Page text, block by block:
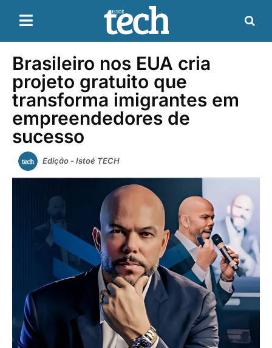
Brasileiro nos EUA cria
projeto gratuito que
transforma imigrantes em
empreendedores de
sucesso
Edição - Istoé TECH